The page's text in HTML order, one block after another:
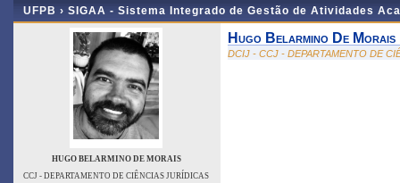
UFPB › SIGAA - Sistema Integrado de Gestão de Atividades
HUGO BELARMINO DE MORAIS
CCJ - DEPARTAMENTO DE CIÊNCIAS JURÍDICAS
Hugo Belarmino De Morais
DCIJ - CCJ - DEPARTAMENTO DE